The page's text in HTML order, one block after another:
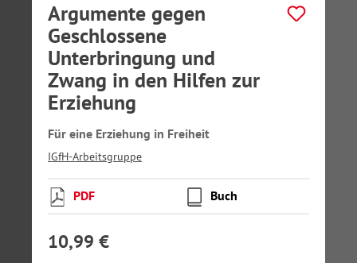
Argumente gegen
Geschlossene
Unterbringung und
Zwang in den Hilfen zur
Erziehung
Für eine Erziehung in Freiheit
IGfH-Arbeitsgruppe
PDF Buch
10,99 €